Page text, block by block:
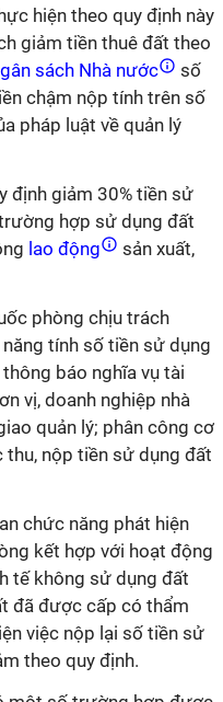
hiện theo quy định này
giảm tiền thuê đất theo
sách Nhà nước
số
chậm nộp tính trên số
pháp luật về quản lý
định giảm 30% tiền sử
hợp sử dụng đất
lao động
sản xuất,
phòng chịu trách
tính số tiền sử dụng
báo nghĩa vụ tài
vị, doanh nghiệp nhà
quản lý; phân công cơ
nộp tiền sử dụng đất
chức năng phát hiện
kết hợp với hoạt động
tế không sử dụng đất
đã được cấp có thẩm
việc nộp lại số tiền sử
theo quy định.